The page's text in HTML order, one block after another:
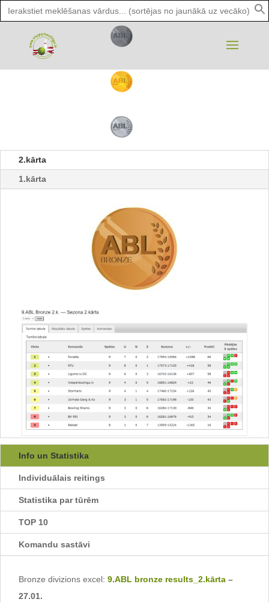
Search
for:
2.kārta
1.kārta
Info un Statistika
Individuālais reitings
Statistika par tūrēm
TOP 10
Komandu sastāvi
Bronze divizions excel: 9.ABL bronze results_2.kārta –
27.01.